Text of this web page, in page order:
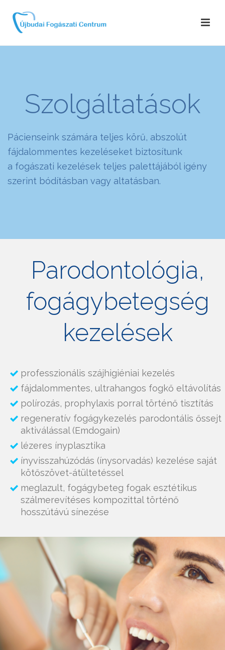
Szolgáltatások
Pácienseink számára teljes körű, abszolút
fájdalommentes kezeléseket biztosítunk
a fogászati kezelések teljes palettájából igény
szerint bódításban vagy altatásban.
Parodontológia,
fogágybetegség
kezelések
professzionális szájhigiéniai kezelés
fájdalommentes, ultrahangos fogkő eltávolítás
polírozás, prophylaxis porral történő tisztítás
regeneratív fogágykezelés parodontális őssejt
aktiválással (Emdogain)
lézeres ínyplasztika
ínyvisszahúzódás (ínysorvadás) kezelése saját
kötőszövet-átültetéssel
meglazult, fogágybeteg fogak esztétikus
szálmerevítéses kompozittal történő
hosszútávú sínezése